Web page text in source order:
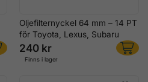
Oljefilternyckel 64 mm – 14 PT
för Toyota, Lexus, Subaru
240 kr
Finns i lager